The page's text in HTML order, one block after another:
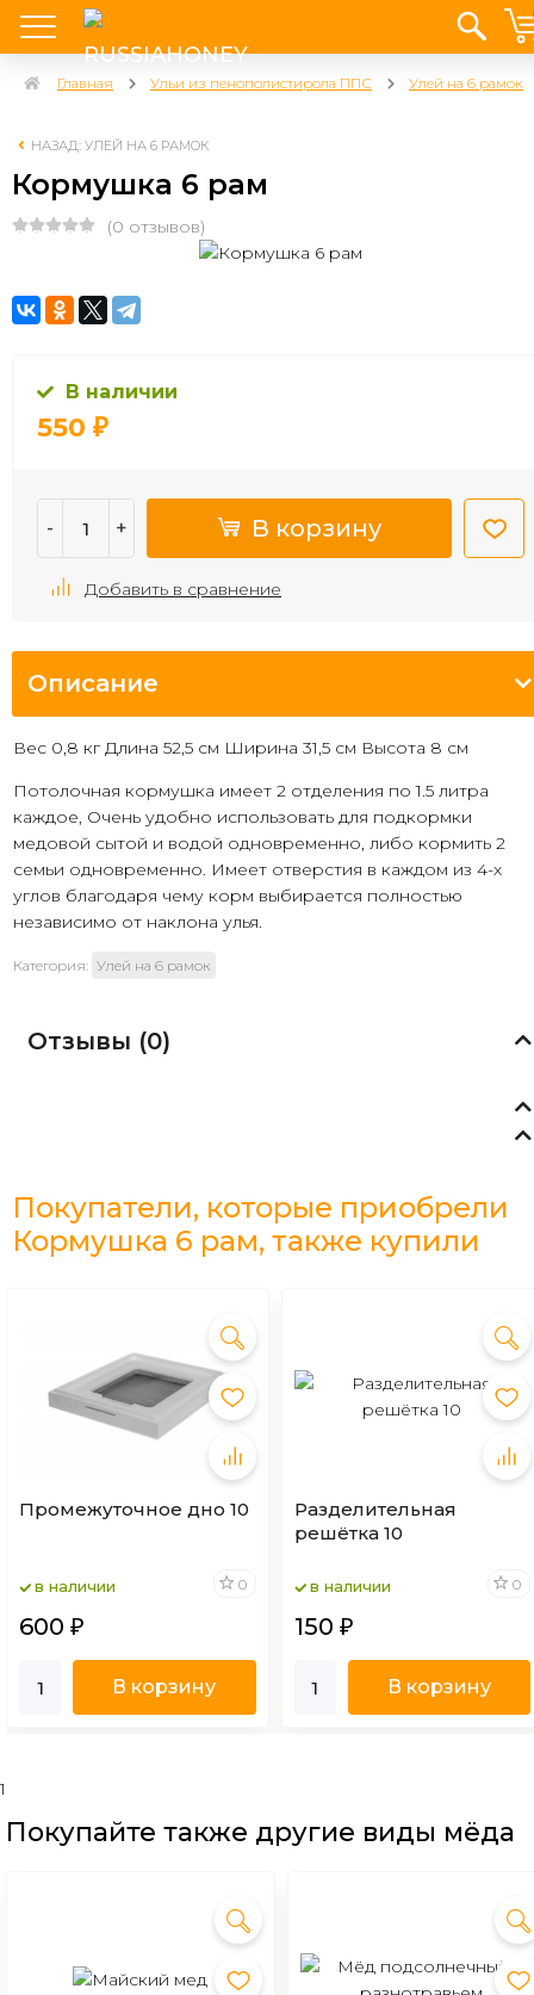
Главная Ульи из пенополистирола ППС Улей на 6 рамок
НАЗАД: УЛЕЙ НА 6 РАМОК
Кормушка 6 рам
(0 отзывов)
В наличии
550 ₽
- + В корзину
Добавить в сравнение
Описание
Вес 0,8 кг Длина 52,5 см Ширина 31,5 см Высота 8 см
Потолочная кормушка имеет 2 отделения по 1.5 литра
каждое, Очень удобно использовать для подкормки
медовой сытой и водой одновременно, либо кормить 2
семьи одновременно. Имеет отверстия в каждом из 4-х
углов благодаря чему корм выбирается полностью
независимо от наклона улья.
Категория: Улей на 6 рамок
Отзывы (0)
Покупатели, которые приобрели
Кормушка 6 рам, также купили
Промежуточное дно 10
в наличии 0
600 ₽
В корзину
Разделительная
решётка 10
в наличии 0
150 ₽
В корзину
1
Покупайте также другие виды мёда